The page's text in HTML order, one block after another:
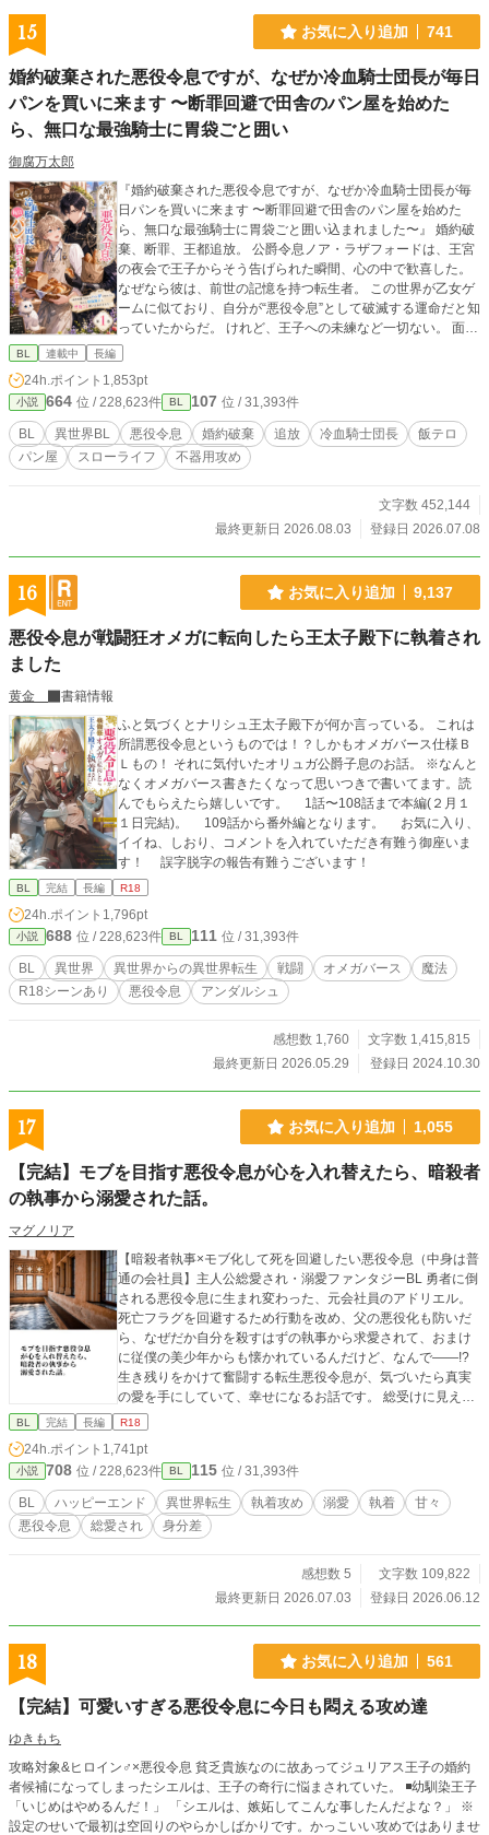
のもまた俺を悪役に見せるのに一役かっていた。 このままい
ったら主人公を虐げた冷酷な兄として断罪され、僻地で無念
れも俺が「悪役令息」だから。 そういう役回りだから。 俺の
心は折れた。 これまでは皆に誤解され遠巻きにされてきた。
親には「可愛げがない」と言われ、弟は何をしても褒めて可
愛がるくせに、俺は主席になろうが「長男なのだから当たり
役令息」なら意味なんてない。 どうせ悪役にされるのなら、
いっそ好き勝手に生きてやろう。 悪役上等！これからは我慢
なんてしない。 家の為だとか長男だとか知ったことか！ こん
な家、レオリースにくれてやる！ 俺は俺で独立して裕福な平
民として生きる。 幸い前世の知識も思い出したから、生活能
力はあると思う。平民暮らしもなんの問題もない。 前世の知
識を活かし、自分の道は自分で切り開くのだ。 ※※※※※※
※※ お陰様で、7月にアルファポリス様よりアンダルシュノ
とうございますううう！！ イイネやコメントおまちしており
ます♡
15 お気に入り追加 741
婚約破棄された悪役令息ですが、なぜか冷血騎士団長が毎日
パンを買いに来ます 〜断罪回避で田舎のパン屋を始めた
ら、無口な最強騎士に胃袋ごと囲い
御腐万太郎
『婚約破棄された悪役令息ですが、なぜか冷血騎士団長が毎
日パンを買いに来ます 〜断罪回避で田舎のパン屋を始めた
ら、無口な最強騎士に胃袋ごと囲い込まれました〜』 婚約破
棄、断罪、王都追放。 公爵令息ノア・ラザフォードは、王宮
の夜会で王子からそう告げられた瞬間、心の中で歓喜した。
なぜなら彼は、前世の記憶を持つ転生者。 この世界が乙女ゲ
ームに似ており、自分が“悪役令息”として破滅する運命だと知
っていたからだ。 けれど、王子への未練など一切ない。 面倒
な貴族社会から逃げられるなら、追放なんてむしろ大歓迎。
で、小さなパン屋《白猫ベーカリー》を開く。 焼きたてのミ
ルクパン、焦がしバター塩パン、森苺のジャムパン。 ようや
く手に入れた平穏なスローライフ。 ……のはずだった。 開店
初日、店に現れたのは、王国最強と恐れられる冷血騎士団長
アゼル・グレイヴ。 無口。 無表情。 目つきが怖い。 なのに
も来ましたよね」 「明日も来る」 ノアは思った。 この人、
い、王都からの嫌がらせには無表情で圧をかけ、元婚約者の
王子が現れれば静かに剣の柄へ手を置く。 「この店に手を出
主ごと囲い込みたい冷血騎士団長。 婚約破棄から始まる、飯
BL 連載中 長編
24h.ポイント 1,853pt
小説 664 位 / 228,623件 BL 107 位 / 31,393件
BL 異世界BL 悪役令息 婚約破棄 追放 冷血騎士団長
飯テロ
パン屋
スローライフ 不器用攻め
文字数 452,144
最終更新日 2026.08.03
登録日 2026.07.08
16 お気に入り追加 9,137
悪役令息が戦闘狂オメガに転向したら王太子殿下に執着され
ました
黄金
書籍情報
ふと気づくとナリシュ王太子殿下が何か言っている。 これは
所謂悪役令息というものでは！？しかもオメガバース仕様Ｂ
Ｌもの！ それに気付いたオリュガ公爵子息のお話。 ※なんと
なくオメガバース書きたくなって思いつきで書いてます。読
んでもらえたら嬉しいです。 1話〜108話まで本編(２月１
１日完結)。 109話から番外編となります。 お気に入り、
イイね、しおり、コメントを入れていただき有難う御座いま
す！ 誤字脱字の報告有難うございます！
BL 完結 長編 R18
24h.ポイント 1,796pt
小説 688 位 / 228,623件 BL 111 位 / 31,393件
BL 異世界 異世界からの異世界転生 戦闘 オメガバース
魔法
R18シーンあり
悪役令息 アンダルシュ
感想数 1,760
文字数 1,415,815
最終更新日 2026.05.29
登録日 2024.10.30
17 お気に入り追加 1,055
【完結】モブを目指す悪役令息が心を入れ替えたら、暗殺者
の執事から溺愛された話。
マグノリア
【暗殺者執事×モブ化して死を回避したい悪役令息（中身は普
通の会社員】主人公総愛され・溺愛ファンタジーBL 勇者に倒
される悪役令息に生まれ変わった、元会社員のアドリエル。
死亡フラグを回避するため行動を改め、父の悪役化も防いだ
ら、なぜだか自分を殺すはずの執事から求愛されて、おまけ
に従僕の美少年からも懐かれているんだけど、なんで――!?
生き残りをかけて奮闘する転生悪役令息が、気づいたら真実
の愛を手にしていて、幸せになるお話です。 総受けに見える
展開が含まれますが、最終的に主人公とくっつくのは執事ひ
おります。 アルファポリス様の独占公開・最新作です。 皆様
に楽しんでいただけたらと願っています。どうぞよろしくお
願いいたします！ ※本編完結済み。今後は、後日談・番外編
を不定期に投稿します。 ※番外編・第一弾としまして、完結
記念SS『プレゼントは僕だった』を更新しました。
BL 完結 長編 R18
24h.ポイント 1,741pt
小説 708 位 / 228,623件 BL 115 位 / 31,393件
BL ハッピーエンド 異世界転生 執着攻め 溺愛 執着
甘々
悪役令息
総愛され 身分差
感想数 5
文字数 109,822
最終更新日 2026.07.03
登録日 2026.06.12
18 お気に入り追加 561
【完結】可愛いすぎる悪役令息に今日も悶える攻め達
ゆきもち
攻略対象&ヒロイン♂×悪役令息 貧乏貴族なのに故あってジュリアス王子の婚約
者候補になってしまったシエルは、王子の奇行に悩まされていた。 ◾️幼馴染王子
「いじめはやめるんだ！」 「シエルは、嫉妬してこんな事したんだよな？」 ※
設定のせいで最初は空回りのやらかしばかりです。かっこいい攻めではありませ